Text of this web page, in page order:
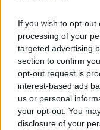
If you wish to opt-
processing of your
targeted advertising
section to confirm
opt-out request is
interest-based ads
us or personal
your opt-out. You
disclosure of your
„Mindegy
víz, csak víz
Holnapután
Greendex 55:58